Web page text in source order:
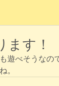
ます！
遊べそうな
。